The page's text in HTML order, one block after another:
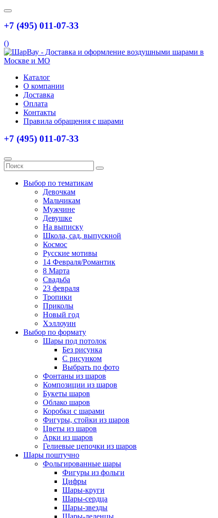
+7 (495) 011-07-33
()
Каталог
О компании
Доставка
Оплата
Контакты
Правила обращения с шарами
+7 (495) 011-07-33
Выбор по тематикам
Девочкам
Мальчикам
Мужчине
Девушке
На выписку
Школа, сад, выпускной
Космос
Русские мотивы
14 Февраля/Романтик
8 Марта
Свадьба
23 февраля
Тропики
Приколы
Новый год
Хэллоуин
Выбор по формату
Шары под потолок
Без рисунка
С рисунком
Выбрать по фото
Фонтаны из шаров
Композиции из шаров
Букеты шаров
Облако шаров
Коробки с шарами
Фигуры, стойки из шаров
Цветы из шаров
Арки из шаров
Гелиевые цепочки из шаров
Шары поштучно
Фольгированные шары
Фигуры из фольги
Цифры
Шары-круги
Шары-сердца
Шары-звезды
Шары-леденцы